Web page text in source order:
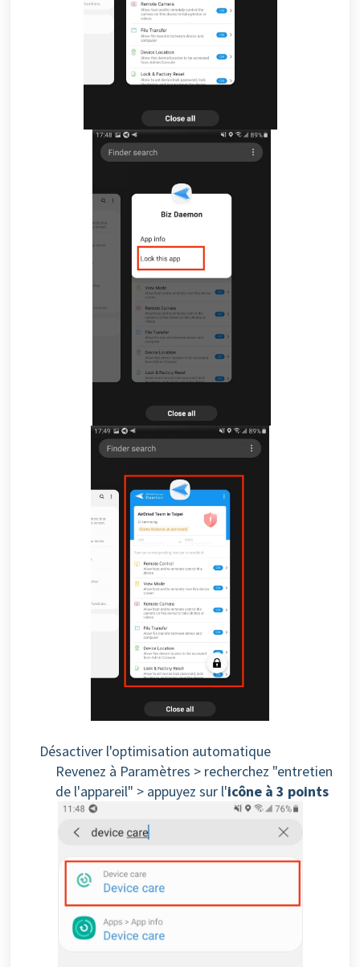
Désactiver l'optimisation automatique
Revenez à Paramètres > recherchez "entretien
de l'appareil" > appuyez sur l'icône à 3 points